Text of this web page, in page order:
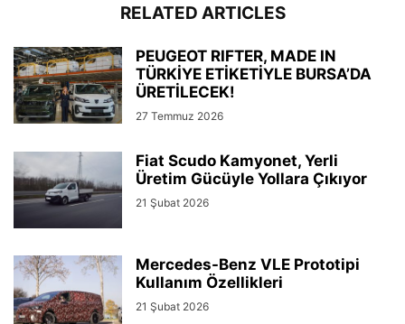
RELATED ARTICLES
PEUGEOT RIFTER, MADE IN
TÜRKİYE ETİKETİYLE BURSA’DA
ÜRETİLECEK!
27 Temmuz 2026
Fiat Scudo Kamyonet, Yerli
Üretim Gücüyle Yollara Çıkıyor
21 Şubat 2026
Mercedes-Benz VLE Prototipi
Kullanım Özellikleri
21 Şubat 2026